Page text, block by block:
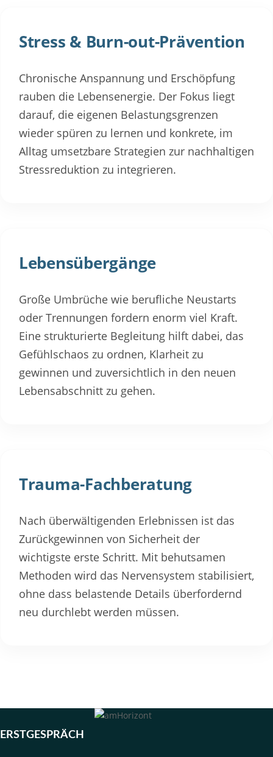
Stress & Burn-out-Prävention
Chronische Anspannung und Erschöpfung
rauben die Lebensenergie. Der Fokus liegt
darauf, die eigenen Belastungsgrenzen
wieder spüren zu lernen und konkrete, im
Alltag umsetzbare Strategien zur nachhaltigen
Stressreduktion zu integrieren.
Lebensübergänge
Große Umbrüche wie berufliche Neustarts
oder Trennungen fordern enorm viel Kraft.
Eine strukturierte Begleitung hilft dabei, das
Gefühlschaos zu ordnen, Klarheit zu
gewinnen und zuversichtlich in den neuen
Lebensabschnitt zu gehen.
Trauma-Fachberatung
Nach überwältigenden Erlebnissen ist das
Zurückgewinnen von Sicherheit der
wichtigste erste Schritt. Mit behutsamen
Methoden wird das Nervensystem stabilisiert,
ohne dass belastende Details überfordernd
neu durchlebt werden müssen.
ERSTGESPRÄCH